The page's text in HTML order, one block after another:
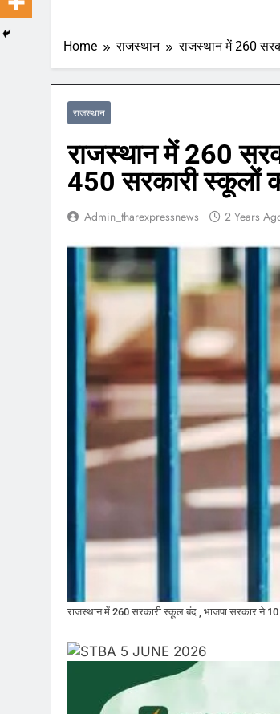
Home राजस्थान राजस्थान में 260
राजस्थान
राजस्थान में 260
450 सरकारी स्कूलों
Admin_tharexpressnews 2 Years
राजस्थान में 260 सरकारी स्कूल बंद , भाजपा सरकार ने